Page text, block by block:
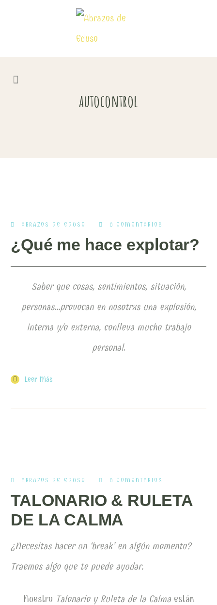
autocontrol
ABRAZOS DE EDUSO 0 COMENTARIOS
¿Qué me hace explotar?
Saber que cosas, sentimientos, situación,
personas…provocan en nosotrxs una explosión,
interna y/o externa, conlleva mucho trabajo
personal.
Leer Más
ABRAZOS DE EDUSO 0 COMENTARIOS
TALONARIO & RULETA
DE LA CALMA
¿Necesitas hacer un ‘break’ en algún momento?
Traemos algo que te puede ayudar.
Nuestro Talonario y Ruleta de la Calmaestán